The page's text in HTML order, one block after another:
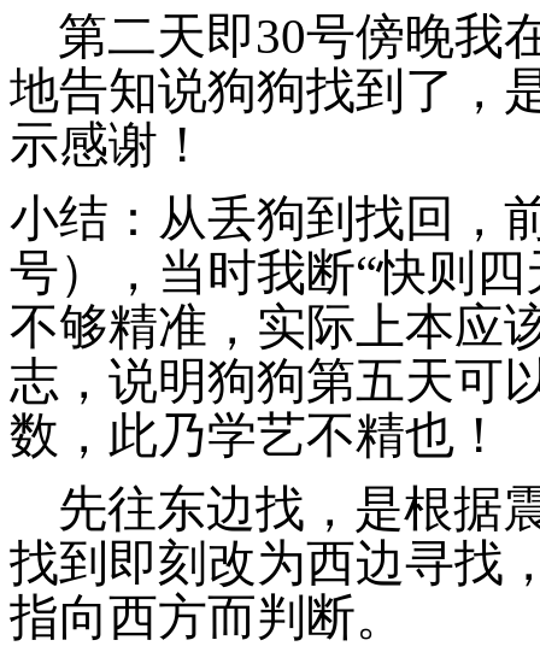
第二天即30号傍晚我
地告知说狗狗找到了，
示感谢！
小结：从丢狗到找回，
号），当时我断“快则
不够精准，实际上本应
志，说明狗狗第五天可
数，此乃学艺不精也！
先往东边找，是根据
找到即刻改为西边寻找
指向西方而判断。